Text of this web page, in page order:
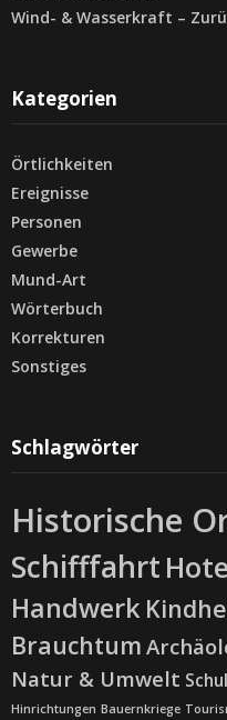
Wind- & Wasserkraft –
Kategorien
Örtlichkeiten
Ereignisse
Personen
Gewerbe
Mund-Art
Wörterbuch
Korrekturen
Sonstiges
Schlagwörter
Historische
Schifffahrt
Handwerk
Brauchtum
Natur & Umwelt
Hinrichtungen Bauernkriege